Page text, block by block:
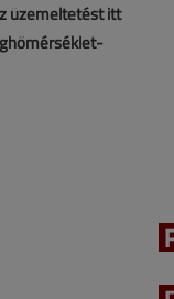
üzemeltetést itt